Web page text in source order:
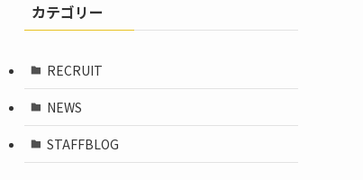
カテゴリー
RECRUIT
NEWS
STAFFBLOG